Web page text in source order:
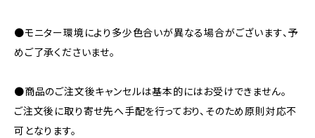
●モニター環境により多少色合いが異なる場合がございます、予
めご了承くださいませ。
●商品のご注文後キャンセルは基本的にはお受けできません。
ご注文後に取り寄せ先へ手配を行っており、そのため原則対応不
可となります。